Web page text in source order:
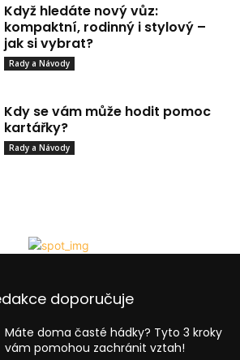
Když hledáte nový vůz:
kompaktní, rodinný i stylový –
jak si vybrat?
Rady a Návody
Kdy se vám může hodit pomoc
kartářky?
Rady a Návody
doporučuje
Máte doma časté hádky? Tyto 3 kroky
vám pomohou zachránit vztah!